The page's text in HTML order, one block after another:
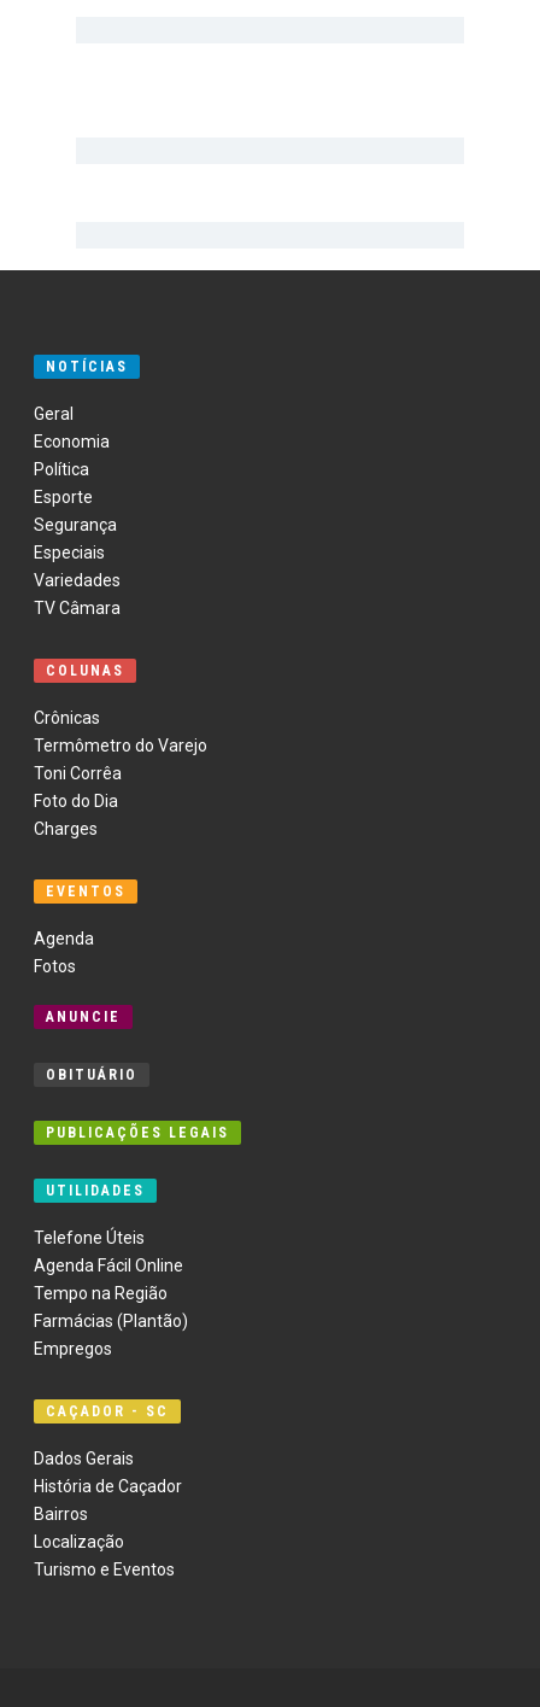
NOTÍCIAS
Geral
Economia
Política
Esporte
Segurança
Especiais
Variedades
TV Câmara
COLUNAS
Crônicas
Termômetro do Varejo
Toni Corrêa
Foto do Dia
Charges
EVENTOS
Agenda
Fotos
ANUNCIE
OBITUÁRIO
PUBLICAÇÕES LEGAIS
UTILIDADES
Telefone Úteis
Agenda Fácil Online
Tempo na Região
Farmácias (Plantão)
Empregos
CAÇADOR - SC
Dados Gerais
História de Caçador
Bairros
Localização
Turismo e Eventos